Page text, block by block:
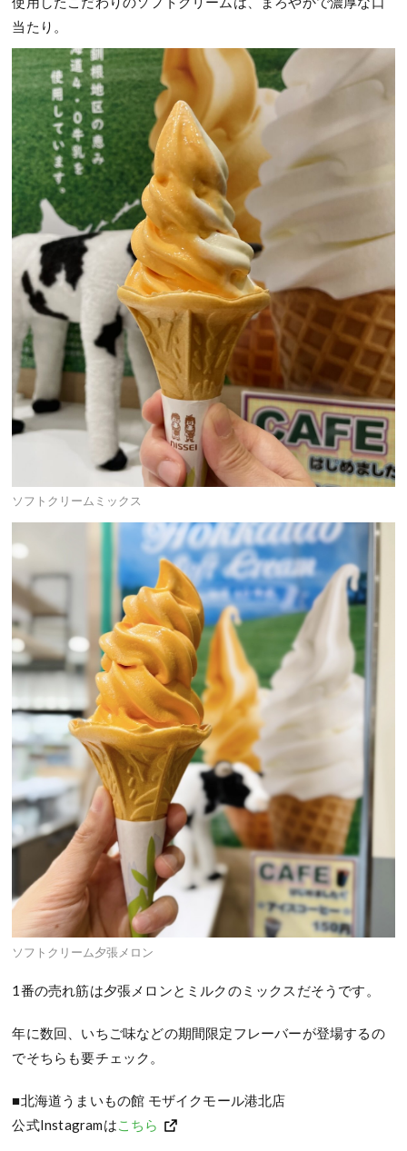
当たり。
ソフトクリームミックス
ソフトクリーム夕張メロン
1番の売れ筋は夕張メロンとミルクのミックスだそうです。
年に数回、いちご味などの期間限定フレーバーが登場するの
でそちらも要チェック。
■北海道うまいもの館 モザイクモール港北店
公式Instagramは こちら